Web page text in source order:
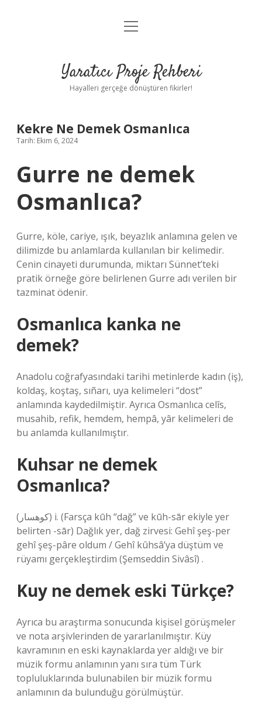
Anasayfa
Yasal Uyarı
menüyü
Yaratıcı Proje Rehberi
Hayalleri gerçeğe dönüştüren fikirler!
Kekre Ne Demek Osmanlıca
Tarih: Ekim 6, 2024
Gurre ne demek
Osmanlıca?
Gurre, köle, cariye, ışık, beyazlık anlamına gelen ve
dilimizde bu anlamlarda kullanılan bir kelimedir.
Cenin cinayeti durumunda, miktarı Sünnet’teki
pratik örneğe göre belirlenen Gurre adı verilen bir
tazminat ödenir.
Osmanlıca kanka ne
demek?
Anadolu coğrafyasındaki tarihi metinlerde kadın (iş),
koldaş, koştaş, sıñarı, uya kelimeleri “dost”
anlamında kaydedilmiştir. Ayrıca Osmanlıca celîs,
musahib, refik, hemdem, hempâ, yâr kelimeleri de
bu anlamda kullanılmıştır.
Kuhsar ne demek
Osmanlıca?
(ﻛﻮﻫﺴﺎﺭ) i. (Farsça kūh “dağ” ve kūh-sār ekiyle yer
belirten -sār) Dağlık yer, dağ zirvesi: Gehî şeş-per
gehî şeş-pâre oldum / Gehî kûhsâ’ya düştüm ve
rüyamı gerçekleştirdim (Şemseddin Sivâsî) .
Kuy ne demek eski Türkçe?
Ayrıca bu araştırma sonucunda kişisel görüşmeler
ve nota arşivlerinden de yararlanılmıştır. Küy
kavramının en eski kaynaklarda yer aldığı ve bir
müzik formu anlamının yanı sıra tüm Türk
topluluklarında bulunabilen bir müzik formu
anlamının da bulunduğu görülmüştür.